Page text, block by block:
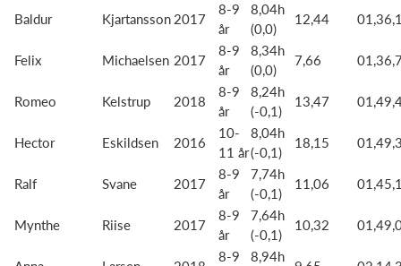
Baldur Kjartansson 2017
8-9
år
8,04h
(0,0)
12,44
Felix Michaelsen 2017
8-9
år
8,34h
(0,0)
7,66
Romeo Kelstrup 2018
8-9
år
8,24h
(-0,1)
13,47
Hector Eskildsen 2016
10-
11 år
8,04h
(-0,1)
18,15
Ralf Svane 2017
8-9
år
7,74h
(-0,1)
11,06
Mynthe Riise 2017
8-9
år
7,64h
(-0,1)
10,32
8-9
8,94h